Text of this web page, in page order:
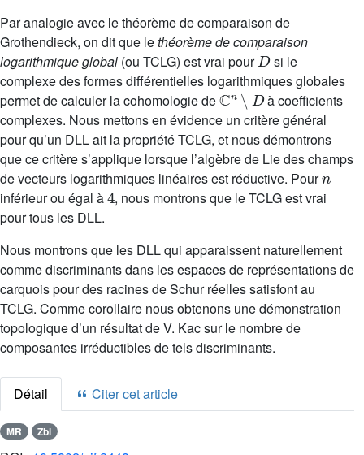
Par analogie avec le théorème de comparaison de
Grothendieck, on dit que lethéorème de comparaison
logarithmique global (ou TCLG) est vrai pour
D
si le
complexe des formes différentielles logarithmiques globales
permet de calculer la cohomologie de
ℂn∖D
à coefficients
complexes. Nous mettons en évidence un critère général
pour qu’un DLL ait la propriété TCLG, et nous démontrons
que ce critère s’applique lorsque l’algèbre de Lie des champs
de vecteurs logarithmiques linéaires est réductive. Pour
n
inférieur ou égal à
4
, nous montrons que le TCLG est vrai
pour tous les DLL.
Nous montrons que les DLL qui apparaissent naturellement
comme discriminants dans les espaces de représentations de
carquois pour des racines de Schur réelles satisfont au
TCLG. Comme corollaire nous obtenons une démonstration
topologique d’un résultat de V. Kac sur le nombre de
composantes irréductibles de tels discriminants.
Détail Citer cet article
MR Zbl